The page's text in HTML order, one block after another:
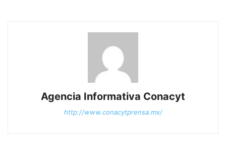
Agencia Informativa Conacyt
http://www.conacytprensa.mx/